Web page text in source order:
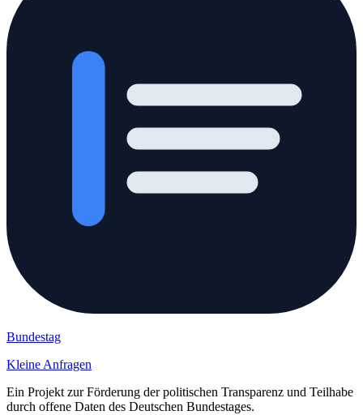
Bundestag
Kleine Anfragen
Ein Projekt zur Förderung der politischen Transparenz und Teilhabe
durch offene Daten des Deutschen Bundestages.